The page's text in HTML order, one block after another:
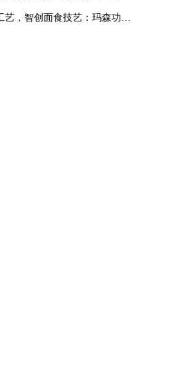
创面食技艺：玛森功夫面连续三届亮相餐博会